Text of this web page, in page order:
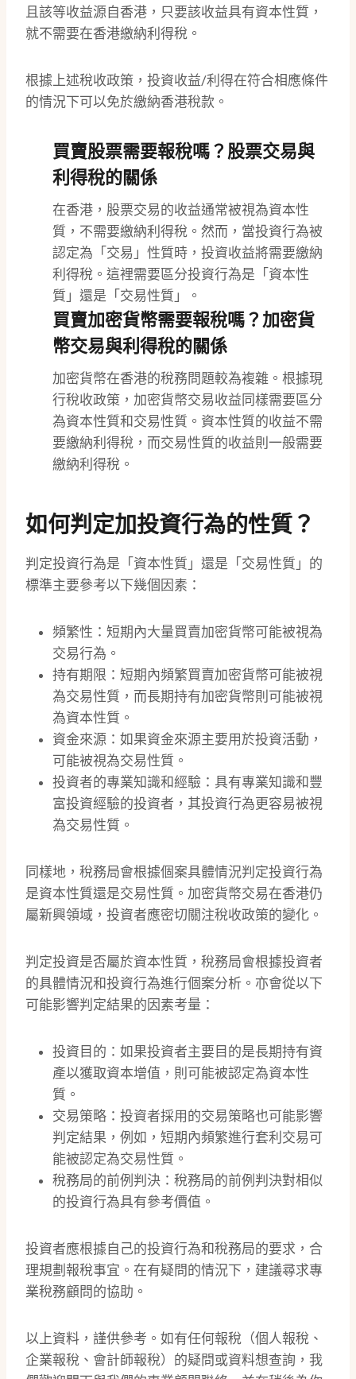
且該等收益源自香港，只要該收益具有資本性質，
就不需要在香港繳納利得稅。
根據上述稅收政策，投資收益/利得在符合相應條件
的情況下可以免於繳納香港稅款。
買賣股票需要報稅嗎？股票交易與
利得稅的關係
在香港，股票交易的收益通常被視為資本性
質，不需要繳納利得稅。然而，當投資行為被
認定為「交易」性質時，投資收益將需要繳納
利得稅。這裡需要區分投資行為是「資本性
質」還是「交易性質」。
買賣加密貨幣需要報稅嗎？加密貨
幣交易與利得稅的關係
加密貨幣在香港的稅務問題較為複雜。根據現
行稅收政策，加密貨幣交易收益同樣需要區分
為資本性質和交易性質。資本性質的收益不需
要繳納利得稅，而交易性質的收益則一般需要
繳納利得稅。
如何判定加投資行為的性質？
判定投資行為是「資本性質」還是「交易性質」的
標準主要參考以下幾個因素：
頻繁性：短期內大量買賣加密貨幣可能被視為
交易行為。
持有期限：短期內頻繁買賣加密貨幣可能被視
為交易性質，而長期持有加密貨幣則可能被視
為資本性質。
資金來源：如果資金來源主要用於投資活動，
可能被視為交易性質。
投資者的專業知識和經驗：具有專業知識和豐
富投資經驗的投資者，其投資行為更容易被視
為交易性質。
同樣地，稅務局會根據個案具體情況判定投資行為
是資本性質還是交易性質。加密貨幣交易在香港仍
屬新興領域，投資者應密切關注稅收政策的變化。
判定投資是否屬於資本性質，稅務局會根據投資者
的具體情況和投資行為進行個案分析。亦會從以下
可能影響判定結果的因素考量：
投資目的：如果投資者主要目的是長期持有資
產以獲取資本增值，則可能被認定為資本性
質。
交易策略：投資者採用的交易策略也可能影響
判定結果，例如，短期內頻繁進行套利交易可
能被認定為交易性質。
稅務局的前例判決：稅務局的前例判決對相似
的投資行為具有參考價值。
投資者應根據自己的投資行為和稅務局的要求，合
理規劃報稅事宜。在有疑問的情況下，建議尋求專
業稅務顧問的協助。
以上資料，謹供參考。如有任何報稅（個人報稅、
企業報稅、會計師報稅）的疑問或資料想查詢，我